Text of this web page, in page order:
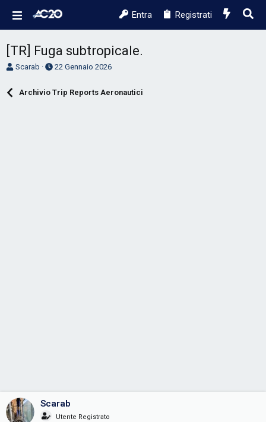
Entra Registrati
[TR] Fuga subtropicale.
A
Scarab
D
t
22 Gennaio 2026
Archivio Trip Reports Aeronautici
Scarab
Utente Registrato